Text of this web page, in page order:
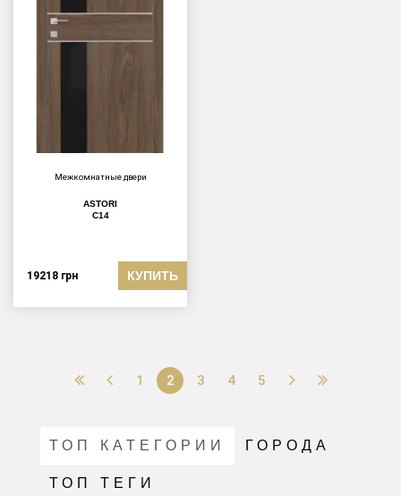
Межкомнатные двери
ASTORI
C14
19218 грн КУПИТЬ
1 2 3 4 5
ТОП КАТЕГОРИИ ГОРОДА
ТОП ТЕГИ